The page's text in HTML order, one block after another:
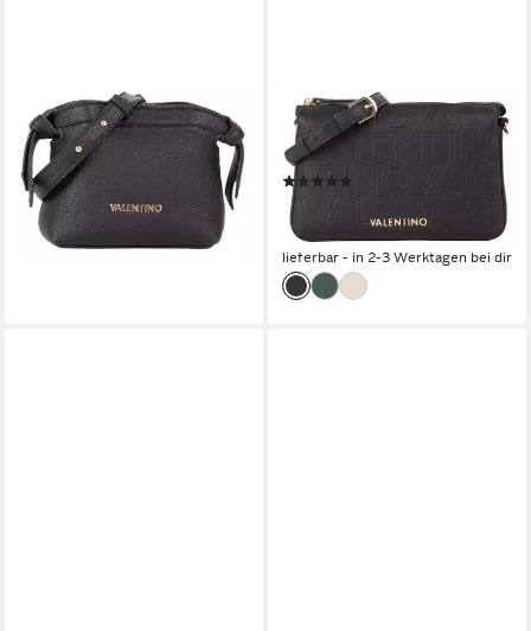
VALENTINO BAGS
Umhängetasche Shoulder Bag
67,09 € UVP109,99 €
-39%
lieferbar - in 2-3 Werktagen bei dir
VALENTINO BAGS
Umhängetasche Crossbody
Bag
(1)
89,28 €
-31%
lieferbar - in 2-3 Werktagen bei dir